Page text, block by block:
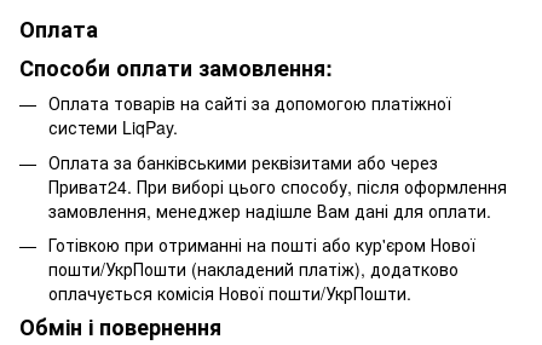
Оплата
Способи оплати замовлення:
Оплата товарів на сайті за допомогою платіжної
системи LiqPay.
Оплата за банківськими реквізитами або через
Приват24. При виборі цього способу, після оформлення
замовлення, менеджер надішле Вам дані для оплати.
Готівкою при отриманні на пошті або кур'єром Нової
пошти/УкрПошти (накладений платіж), додатково
оплачується комісія Нової пошти/УкрПошти.
Обмін і повернення